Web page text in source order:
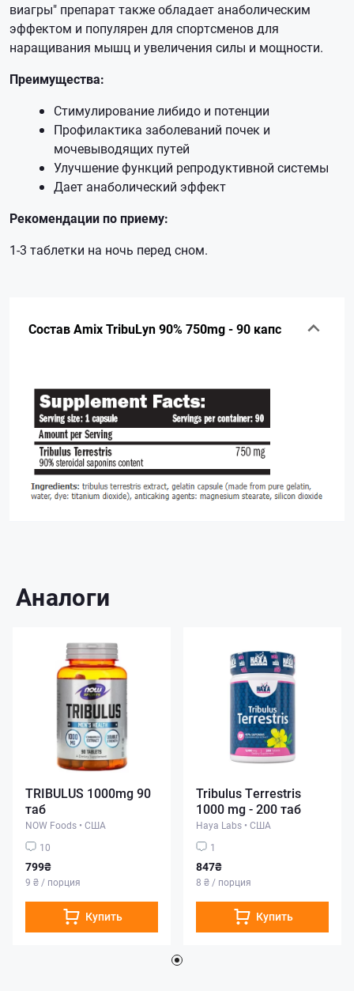
виагры" препарат также обладает анаболическим
эффектом и популярен для спортсменов для
наращивания мышц и увеличения силы и мощности.
Преимущества:
Стимулирование либидо и потенции
Профилактика заболеваний почек и
мочевыводящих путей
Улучшение функций репродуктивной системы
Дает анаболический эффект
Рекомендации по приему:
1-3 таблетки на ночь перед сном.
Состав Amix TribuLyn 90% 750mg - 90 капс
Аналоги
TRIBULUS 1000mg 90
таб
NOW Foods • США
10
799₴
9 ₴ / порция
Купить
Tribulus Terrestris
1000 mg - 200 таб
Haya Labs • США
1
847₴
8 ₴ / порция
Купить